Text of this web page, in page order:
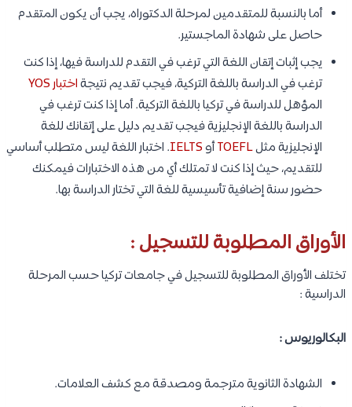
أما بالنسبة للمتقدمين لمرحلة الدكتوراه، يجب أن يكون المتقدم
حاصل على شهادة الماجستير.
يجب إثبات إتقان اللغة التي ترغب في التقدم للدراسة فيها، إذا كنت
ترغب في الدراسة باللغة التركية، فيجب تقديم نتيجةاختبار YOS
المؤهل للدراسة في تركيا باللغة التركية. أما إذا كنت ترغب في
الدراسة باللغة الإنجليزية فيجب تقديم دليل على إتقانك للغة
الإنجليزية مثلTOEFLأوIELTS. اختبار اللغة ليس متطلب أساسي
للتقديم، حيث إذا كنت لا تمتلك أي من هذه الاختبارات فيمكنك
حضور سنة إضافية تأسيسية للغة التي تختار الدراسة بها.
الأوراق المطلوبة للتسجيل :
تختلف الأوراق المطلوبة للتسجيل في جامعات تركيا حسب المرحلة
الدراسية :
البكالوريوس :
الشهادة الثانوية مترجمة ومصدقة مع كشف العلامات.